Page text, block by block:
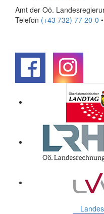
Amt der Oö.
Telefon (+43 732) 77 20-0